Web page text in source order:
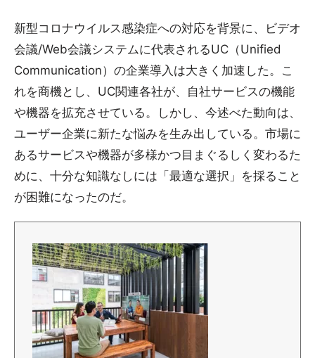
新型コロナウイルス感染症への対応を背景に、ビデオ
会議/Web会議システムに代表されるUC（Unified
Communication）の企業導入は大きく加速した。こ
れを商機とし、UC関連各社が、自社サービスの機能
や機器を拡充させている。しかし、今述べた動向は、
ユーザー企業に新たな悩みを生み出している。市場に
あるサービスや機器が多様かつ目まぐるしく変わるた
めに、十分な知識なしには「最適な選択」を採ること
が困難になったのだ。